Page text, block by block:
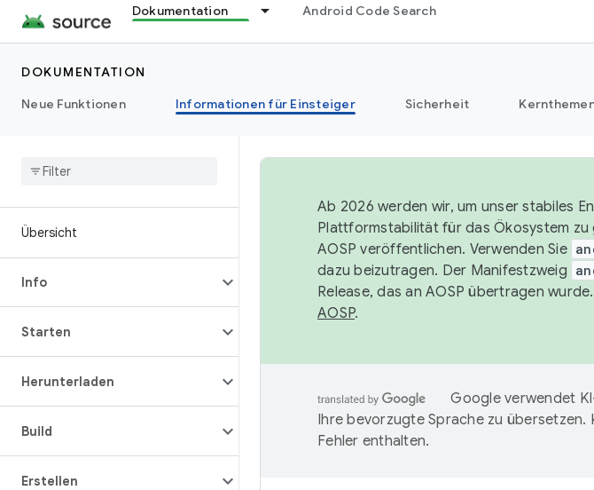
Dokumentation Android Code Search
DOKUMENTATION
Neue Funktionen
Informationen für Einsteiger Sicherheit
Übersicht
Info
Starten
Herunterladen
Build
Erstellen
Ab 2026 werden wir, um unser stabiles
Plattformstabilität für das Ökosystem zu
AOSP veröffentlichen. Verwenden Sie
dazu beizutragen. Der Manifestzweig
Release, das an AOSP übertragen
AOSP.
Google verwendet
Ihre bevorzugte Sprache zu übersetzen.
Fehler enthalten.